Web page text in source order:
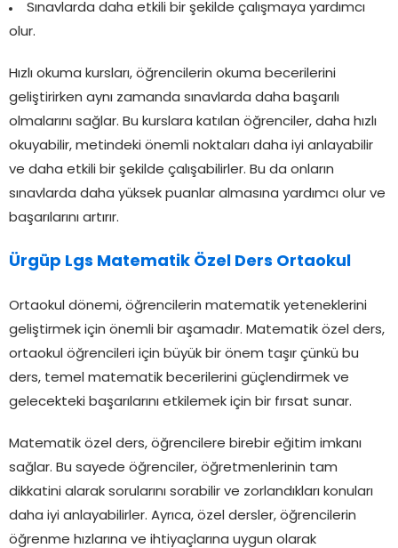
Sınavlarda daha etkili bir şekilde çalışmaya yardımcı
olur.
Hızlı okuma kursları, öğrencilerin okuma becerilerini
geliştirirken aynı zamanda sınavlarda daha başarılı
olmalarını sağlar. Bu kurslara katılan öğrenciler, daha hızlı
okuyabilir, metindeki önemli noktaları daha iyi anlayabilir
ve daha etkili bir şekilde çalışabilirler. Bu da onların
sınavlarda daha yüksek puanlar almasına yardımcı olur ve
başarılarını artırır.
Ürgüp Lgs Matematik Özel Ders Ortaokul
Ortaokul dönemi, öğrencilerin matematik yeteneklerini
geliştirmek için önemli bir aşamadır. Matematik özel ders,
ortaokul öğrencileri için büyük bir önem taşır çünkü bu
ders, temel matematik becerilerini güçlendirmek ve
gelecekteki başarılarını etkilemek için bir fırsat sunar.
Matematik özel ders, öğrencilere birebir eğitim imkanı
sağlar. Bu sayede öğrenciler, öğretmenlerinin tam
dikkatini alarak sorularını sorabilir ve zorlandıkları konuları
daha iyi anlayabilirler. Ayrıca, özel dersler, öğrencilerin
öğrenme hızlarına ve ihtiyaçlarına uygun olarak